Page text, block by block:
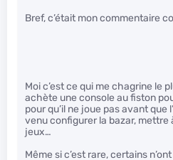
Bref, c’était mon commentaire
Moi c’est ce qui me chagrine le
achète une console au fiston
pour qu’il ne joue pas avant que
venu configurer la bazar,
jeux…
Même si c’est rare, certains